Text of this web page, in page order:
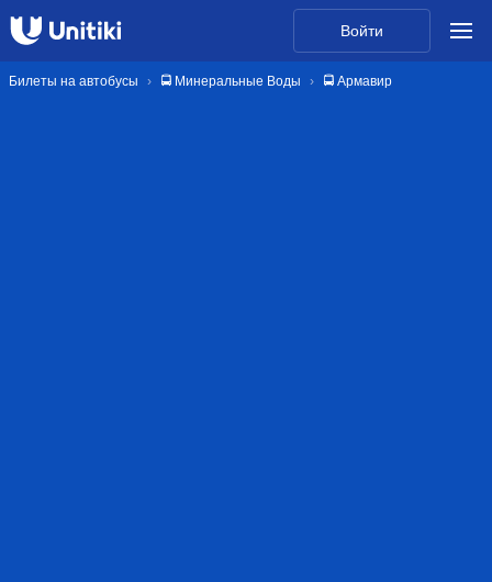
Войти
Билеты на автобусы 🚍 Минеральные Воды 🚍 Армавир